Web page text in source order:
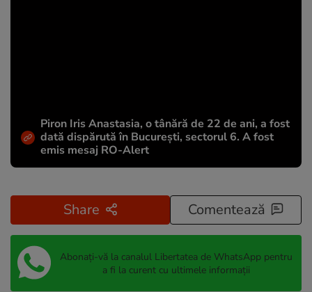
Piron Iris Anastasia, o tânără de 22 de ani, a fost
dată dispărută în București, sectorul 6. A fost
emis mesaj RO-Alert
Share Comentează
Abonați-vă la canalul Libertatea de WhatsApp pentru
a fi la curent cu ultimele informații